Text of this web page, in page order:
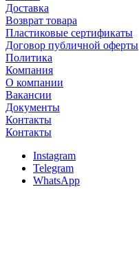
Доставка
Возврат товара
Пластиковые сертификаты
Договор публичной оферты
Политика
Компания
О компании
Вакансии
Документы
Контакты
Контакты
Instagram
Telegram
WhatsApp